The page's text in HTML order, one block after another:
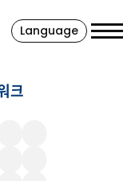
Language
크